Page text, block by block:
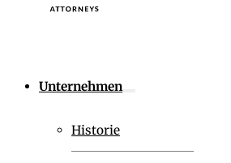
Unternehmen
Historie